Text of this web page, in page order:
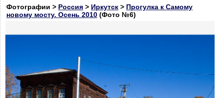
Фотографии > Россия > Иркутск > Прогулка к Самому
новому мосту. Осень 2010 (Фото №6)